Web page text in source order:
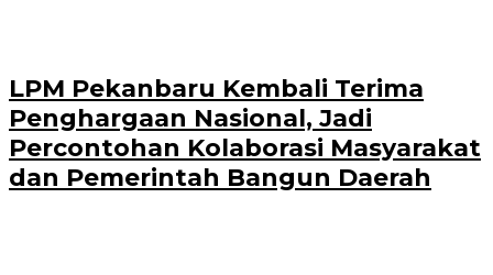
‎LPM Pekanbaru Kembali Terima
Penghargaan Nasional, Jadi
Percontohan Kolaborasi Masyarakat
dan Pemerintah Bangun Daerah